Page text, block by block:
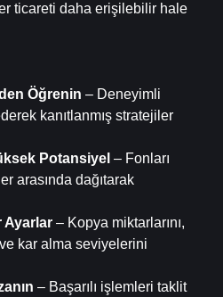
ticareti daha erişilebilir hale
Öğrenin – Deneyimli
kanıtlanmış stratejiler
Potansiyel – Fonları
arasında dağıtarak
Ayarlar – Kopya miktarlarını,
kar alma seviyelerini
– Başarılı işlemleri taklit